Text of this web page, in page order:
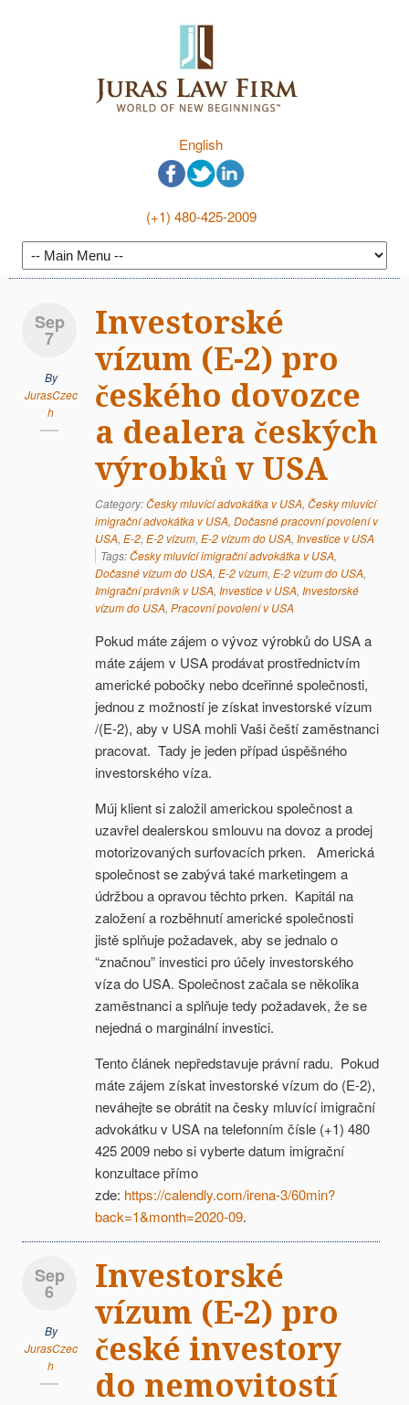
English
(+1) 480-425-2009
Sep
7
By
JurasCzec
h
Investorské
vízum (E-2) pro
českého dovozce
a dealera českých
výrobků v USA
Category:Česky mluvící advokátka v USA, Česky mluvící
imigrační advokátka v USA, Dočasné pracovní povolení v
USA, E-2, E-2 vízum, E-2 vízum do USA, Investice v USA
Tags:Česky mluvící imigrační advokátka v USA,
Dočasné vízum do USA, E-2 vízum, E-2 vízum do USA,
Imigrační právník v USA, Investice v USA, Investorské
vízum do USA, Pracovní povolení v USA
Pokud máte zájem o vývoz výrobků do USA a
máte zájem v USA prodávat prostřednictvím
americké pobočky nebo dceřinné společnosti,
jednou z možností je získat investorské vízum
/(E-2), aby v USA mohli Vaši čeští zaměstnanci
pracovat. Tady je jeden případ úspěšného
investorského víza.
Múj klient si založil americkou společnost a
uzavřel dealerskou smlouvu na dovoz a prodej
motorizovaných surfovacích prken. Americká
společnost se zabývá také marketingem a
údržbou a opravou těchto prken. Kapitál na
založení a rozběhnutí americké společnosti
jistě splňuje požadavek, aby se jednalo o
“značnou” investici pro účely investorského
víza do USA. Společnost začala se několika
zaměstnanci a splňuje tedy požadavek, že se
nejedná o marginální investici.
Tento článek nepředstavuje právní radu. Pokud
máte zájem získat investorské vízum do (E-2),
neváhejte se obrátit na česky mluvící imigrační
advokátku v USA na telefonním čísle (+1) 480
425 2009 nebo si vyberte datum imigrační
konzultace přímo
zde: https://calendly.com/irena-3/60min?
back=1&month=2020-09.
Sep
6
By
JurasCzec
h
Investorské
vízum (E-2) pro
české investory
do nemovitostí